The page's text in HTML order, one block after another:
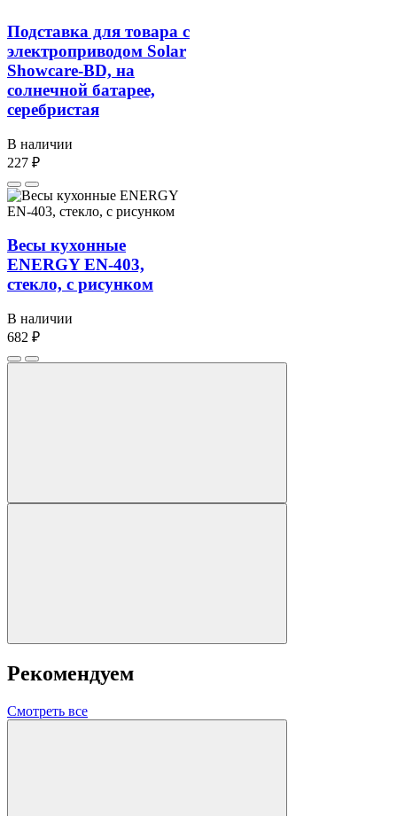
Подставка для товара с
электроприводом Solar
Showcare-BD, на
солнечной батарее,
серебристая
В наличии
227 ₽
Весы кухонные
ENERGY EN-403,
стекло, с рисунком
В наличии
682 ₽
Рекомендуем
Смотреть все